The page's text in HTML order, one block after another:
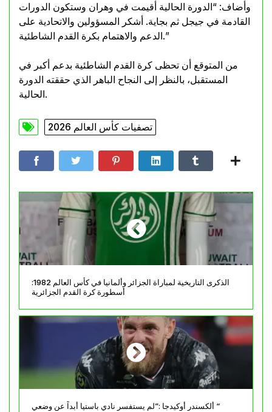
وأضاف: “الدورة الحالية أقيمت في وهران وستكون الدورات
القادمة في جيجل ثم بجاية. أشكر المسؤولين والاتحادية على
الدعم والاهتمام بكرة القدم الشاطئية.”
من المتوقع أن تحظى كرة القدم الشاطئية بدعم أكبر في
المستقبل، بالنظر إلى النجاح الباهر الذي حققته الدورة
الحالية.
تصفيات كأس العالم 2026
الذكرى التاريخية لمباراة الجزائر وألمانيا في كأس العالم 1982:
أسطورة كرة القدم الجزائرية
ألكسندر أوكيدجا :”لم يستفسر نادي باستيا أبداً عن وضعي “